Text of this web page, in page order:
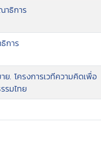
าธิการ
การ
. โครงการเวทีความคิดเพื่อ
รมไทย